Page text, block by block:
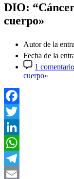
DIO:
cuerpo»
Autor de la
Fecha de la
1 comentario
cuerpo»
Facebook
Twitter
LinkedIn
WhatsApp
Telegram